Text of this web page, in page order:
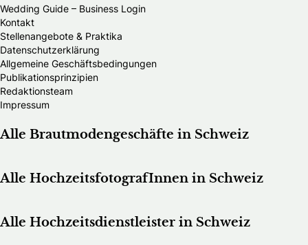
Wedding Guide – Business Login
Kontakt
Stellenangebote & Praktika
Datenschutzerklärung
Allgemeine Geschäftsbedingungen
Publikationsprinzipien
Redaktionsteam
Impressum
Alle Brautmodengeschäfte in Schweiz
Alle HochzeitsfotografInnen in Schweiz
Alle Hochzeitsdienstleister in Schweiz